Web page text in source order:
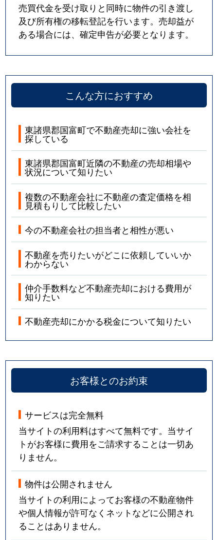
売買代金を受け取りと同時に物件の引き渡し
及び所有権の移転登記を行います。売却益が
ある場合には、確定申告が必要となります。
こんな方におすすめ
東諸県郡国富町で不動産売却に強い会社を
探している
東諸県郡国富町近隣の不動産の売却相場や
状況について知りたい
複数の不動産会社に不動産の査定価格を相
見積もりして比較したい
今の不動産会社の担当者と相性が悪い
不動産を売りたいがどこに依頼していいか
わからない
仲介手数料など不動産売却における費用が
知りたい
不動産売却にかかる税金について知りたい
お客様とのお約束
サービスは完全無料
当サイトの利用料はすべて無料です。当サイ
トがお客様に費用をご請求することは一切あ
りません。
物件は公開されません
当サイトの利用によってお客様の不動産物件
や個人情報が許可なくネットなどに公開され
ることはありません。